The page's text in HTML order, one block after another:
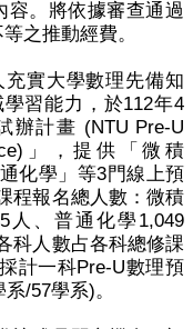
容。將依據審查通過
之推動經費。
實大學數理先備知
習能力，於112年4
辦計畫 (NTU Pre-U
」，提供「微積
化學」等3門線上預
程報名總人數：微積
人、普通化學 1,049
科人數占各科總修課
計一科Pre-U數理預
系/57學系)。